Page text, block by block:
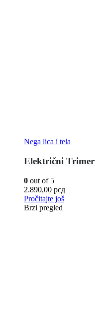
Nega lica i tela
Električni Trimer
0 out of 5
2.890,00 рсд
Pročitajte još
Brzi pregled